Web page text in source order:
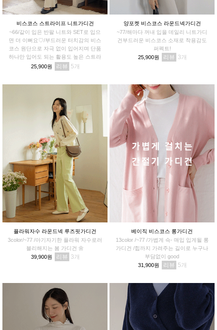
비스코스 스트라이프 니트가디건
~66/같이 입은 반팔 니트와 SET로 입으
면 더 이뻐요♡/부드러운 터치감의 비스
코스 원단으로 자극 없이 입어지며 단품
하나만 입어도 되는 활용도 높은 스트라
이프 가디건에요:)
25,900원 리뷰 5
양포켓 비스코스 라운드넥가디건
~77/해마다 꺼내 입을 데일리 니트가디
건부드러운 비스코스 소재로 착용감도
퍼펙트!
25,900원
리뷰 3
플라워자수 라운드넥 루즈핏가디건
3color/~77 /아기자기한 플라워 자수로러
블리해지는 봄 가디건 🌼
39,900원
리뷰 3
베이직 비스코스 롱가디건
13color /~77 /가볍게 슥- 매입 입게될 롱
가디건 /힙까지 가려주는 길이로 누구나
부담없이 good
31,900원
리뷰 5